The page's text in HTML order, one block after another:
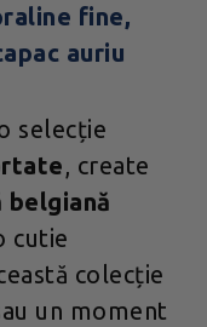
fine,
auriu
selecție
, create
belgiană
cutie
colecție
un moment